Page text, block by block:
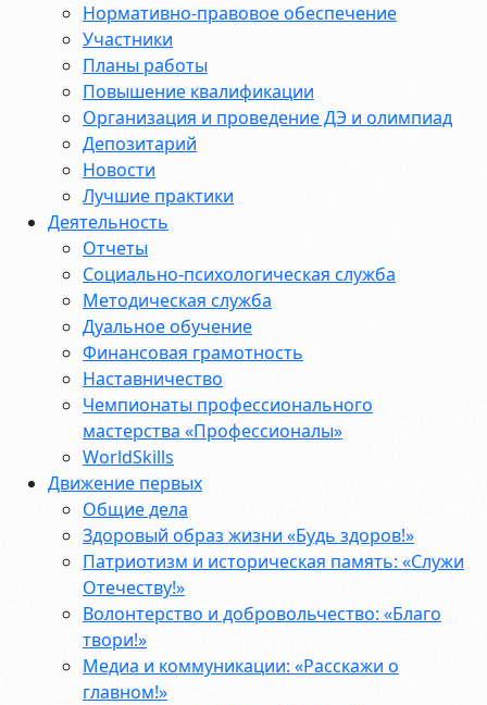
Нормативно-правовое обеспечение
Участники
Планы работы
Повышение квалификации
Организация и проведение ДЭ и олимпиад
Депозитарий
Новости
Лучшие практики
Деятельность
Отчеты
Социально-психологическая служба
Методическая служба
Дуальное обучение
Финансовая грамотность
Наставничество
Чемпионаты профессионального
мастерства «Профессионалы»
WorldSkills
Движение первых
Общие дела
Здоровый образ жизни «Будь здоров!»
Патриотизм и историческая память: «Служи
Отечеству!»
Волонтерство и добровольчество: «Благо
твори!»
Медиа и коммуникации: «Расскажи о
главном!»